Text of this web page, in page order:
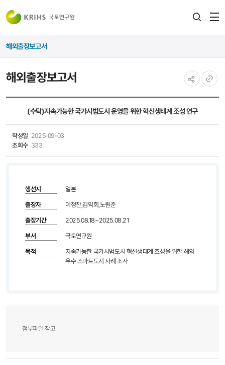
해외출장보고서
해외출장보고서
(수탁)지속가능한 국가시범도시 운영을 위한 혁신생태계 조성 연구
작성일 2025-09-03
조회수 333
행선지 일본
출장자 이정찬,김익회,노원준
출장기간 2025.08.18~2025.08.21
부서 국토연구원
목적
지속가능한 국가시범도시 혁신생태계 조성을 위한 해외
우수 스마트도시 사례 조사
첨부파일 참고